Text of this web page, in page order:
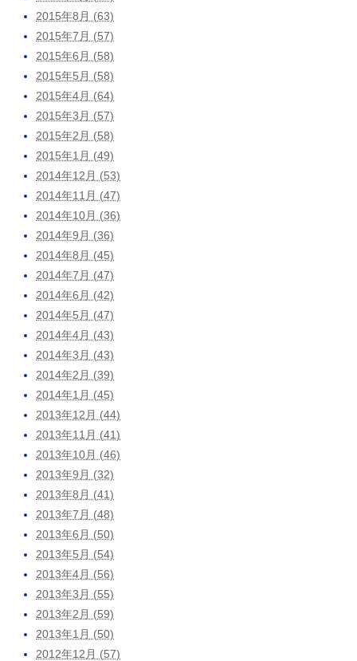
2015年8月 (63)
2015年7月 (57)
2015年6月 (58)
2015年5月 (58)
2015年4月 (64)
2015年3月 (57)
2015年2月 (58)
2015年1月 (49)
2014年12月 (53)
2014年11月 (47)
2014年10月 (36)
2014年9月 (36)
2014年8月 (45)
2014年7月 (47)
2014年6月 (42)
2014年5月 (47)
2014年4月 (43)
2014年3月 (43)
2014年2月 (39)
2014年1月 (45)
2013年12月 (44)
2013年11月 (41)
2013年10月 (46)
2013年9月 (32)
2013年8月 (41)
2013年7月 (48)
2013年6月 (50)
2013年5月 (54)
2013年4月 (56)
2013年3月 (55)
2013年2月 (59)
2013年1月 (50)
2012年12月 (57)